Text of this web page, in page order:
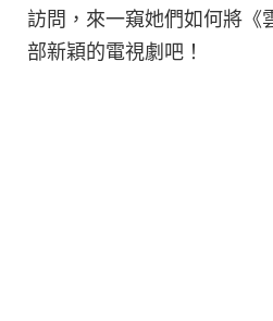
訪問，來一窺她們如何將《
部新穎的電視劇吧！